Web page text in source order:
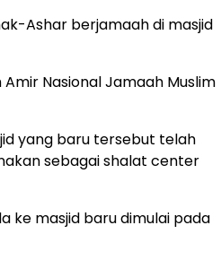
Ashar berjamaah di masjid
Nasional Jamaah Muslim
yang baru tersebut telah
sebagai shalat center
ke masjid baru dimulai pada